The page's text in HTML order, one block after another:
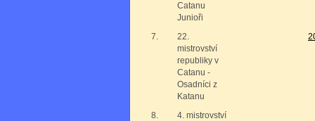
Catanu
Junioři
7.
22.
mistrovství
republiky v
Catanu -
Osadníci z
Katanu
8.
4. mistrovství